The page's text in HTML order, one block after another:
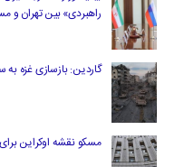
راهبردی» بین تهران و
گاردین: بازسازی غزه
مسکو نقشه اوکراین